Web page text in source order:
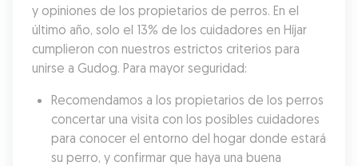
y opiniones de los propietarios de perros. En el
último año, solo el 13% de los cuidadores en Híjar
cumplieron con nuestros estrictos criterios para
unirse a Gudog. Para mayor seguridad:
Recomendamos a los propietarios de los perros
concertar una visita con los posibles cuidadores
para conocer el entorno del hogar donde estará
su perro, y confirmar que haya una buena